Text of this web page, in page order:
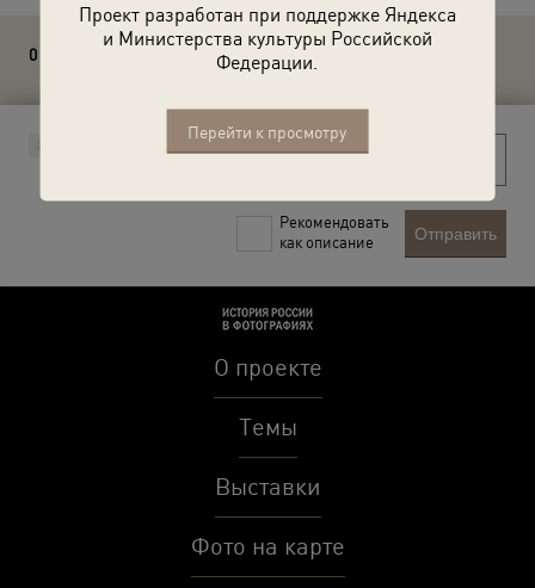
Проект разработан при поддержке Яндекса
и Министерства культуры Российской
Федерации.
Перейти к просмотру
0 комментариев
Рекомендовать
как описание
Отправить
О проекте
Темы
Выставки
Фото на карте